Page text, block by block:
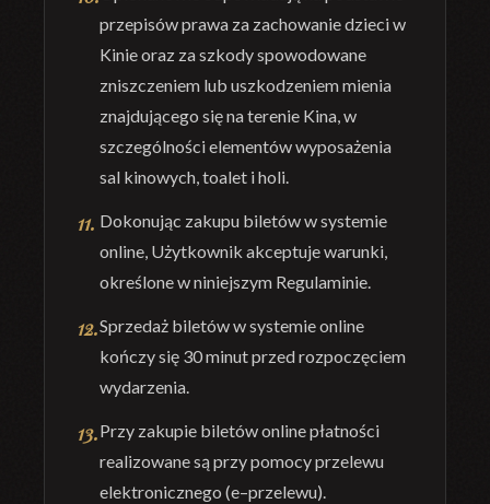
przepisów prawa za zachowanie dzieci w
Kinie oraz za szkody spowodowane
zniszczeniem lub uszkodzeniem mienia
znajdującego się na terenie Kina, w
szczególności elementów wyposażenia
sal kinowych, toalet i holi.
Dokonując zakupu biletówwsystemie
online, Użytkownik akceptujewarunki,
określone w niniejszym Regulaminie.
Sprzedaż biletówwsystemieonline
kończysię 30minutprzedrozpoczęciem
wydarzenia.
Przy zakupie biletówonlinepłatności
realizowanesą przypomocyprzelewu
elektronicznego (e–przelewu).